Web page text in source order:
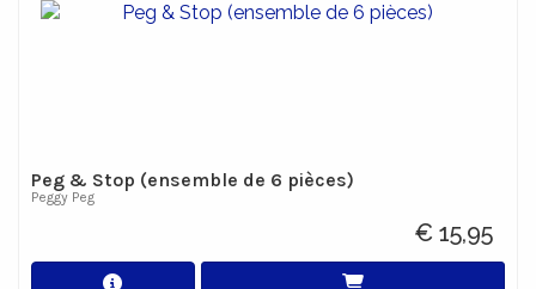
Peg & Stop (ensemble de 6 pièces)
Peggy Peg
€ 15,95